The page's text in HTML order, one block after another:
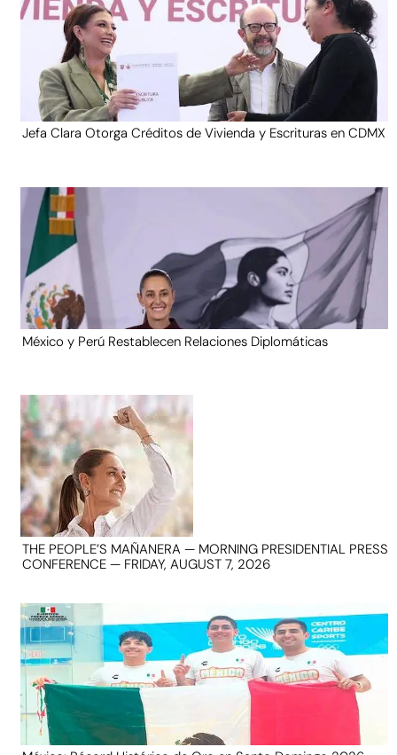
Jefa Clara Otorga Créditos de Vivienda y Escrituras en CDMX
México y Perú Restablecen Relaciones Diplomáticas
THE PEOPLE’S MAÑANERA — MORNING PRESIDENTIAL PRESS
CONFERENCE — FRIDAY, AUGUST 7, 2026